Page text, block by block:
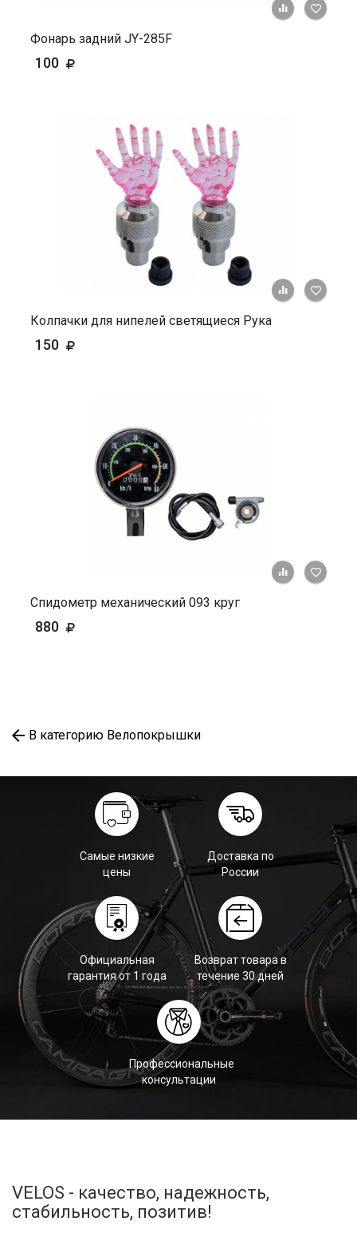
+ К
Фонарь задний JY-285F
100
+ К
Колпачки для нипелей светящиеся Рука
150
+ К
Спидометр механический 093 круг
880
В категорию Велопокрышки
Самые низкие
цены
Доставка по
России
Официальная
гарантия от 1 года
Возврат товара в
течение 30 дней
Профессиональные
консультации
VELOS - качество, надежность,
стабильность, позитив!